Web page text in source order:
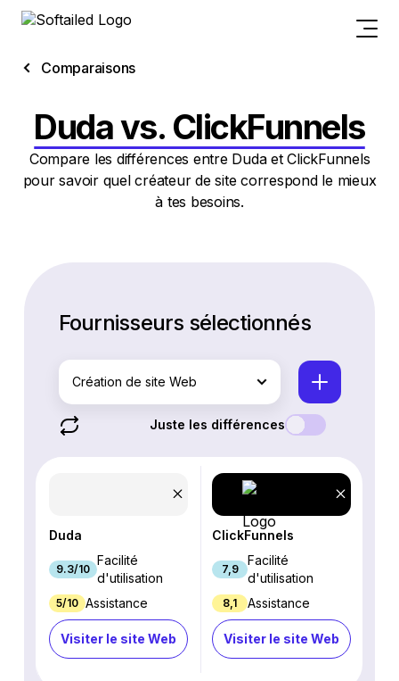
Comparaisons
Duda vs. ClickFunnels
Compare les différences entre Duda et ClickFunnels
pour savoir quel créateur de site correspond le mieux
à tes besoins.
Fournisseurs sélectionnés
Création de site Web
Juste les différences
Duda
9.3/10
Facilité
d'utilisation
5/10 Assistance
Visiter le site Web
ClickFunnels
7,9
Facilité
d'utilisation
8,1 Assistance
Visiter le site Web